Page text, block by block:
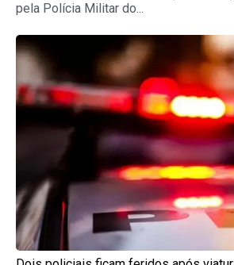
pela Polícia Militar do...